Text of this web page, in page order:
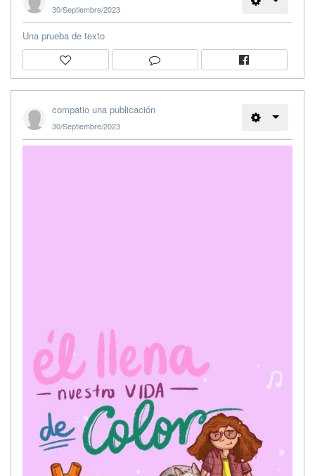
30/Septiembre/2023
Una prueba de texto
compatio una publicación
30/Septiembre/2023